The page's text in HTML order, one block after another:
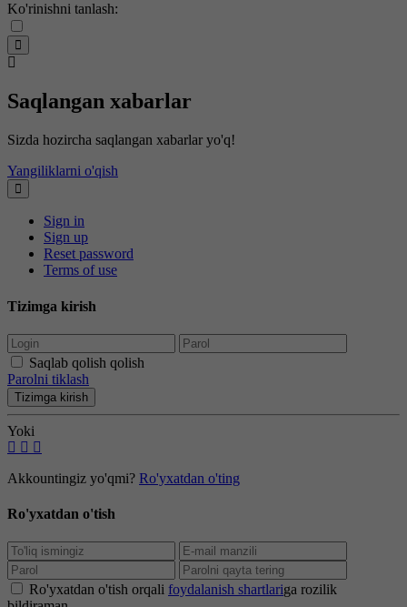
Ko'rinishni tanlash:
Saqlangan xabarlar
Sizda hozircha saqlangan xabarlar yo'q!
Yangiliklarni o'qish
Sign in
Sign up
Reset password
Terms of use
Tizimga kirish
Saqlab qolish qolish
Parolni tiklash
Tizimga kirish
Yoki
Akkountingiz yo'qmi? Ro'yxatdan o'ting
Ro'yxatdan o'tish
Ro'yxatdan o'tish orqali foydalanish shartlariga rozilik